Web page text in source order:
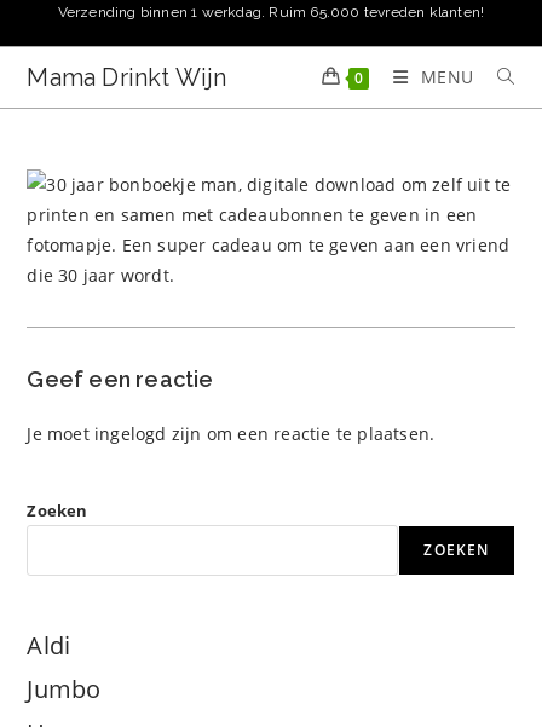
naar
inhoud
Verzending binnen 1 werkdag. Ruim 65.000 tevreden klanten!
Mama Drinkt Wijn 0 MENU
Geef een reactie
Je moet ingelogd zijn om een reactie te plaatsen.
Zoeken
ZOEKEN
Aldi
Jumbo